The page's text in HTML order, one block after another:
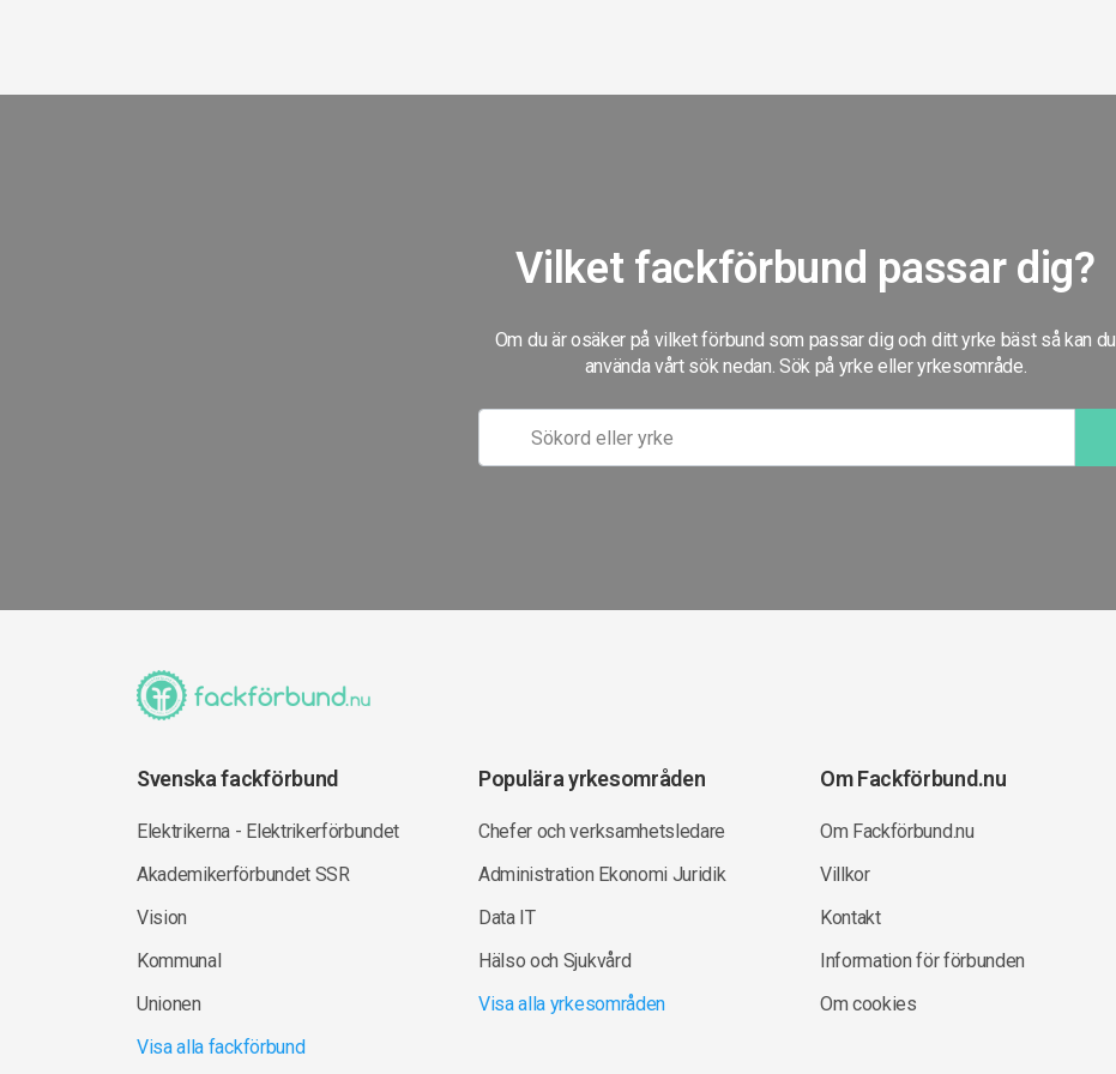
Vilket fackförbund passar dig?
Om du är osäker på vilket förbund som passar dig och ditt yrke bäst så kan du
använda vårt sök nedan. Sök på yrke eller yrkesområde.
Svenska fackförbund
Elektrikerna - Elektrikerförbundet
Akademikerförbundet SSR
Vision
Kommunal
Unionen
Visa alla fackförbund
Populära yrkesområden
Chefer och verksamhetsledare
Administration Ekonomi Juridik
Data IT
Hälso och Sjukvård
Visa alla yrkesområden
Om Fackförbund.nu
Om Fackförbund.nu
Villkor
Kontakt
Information för förbunden
Om cookies